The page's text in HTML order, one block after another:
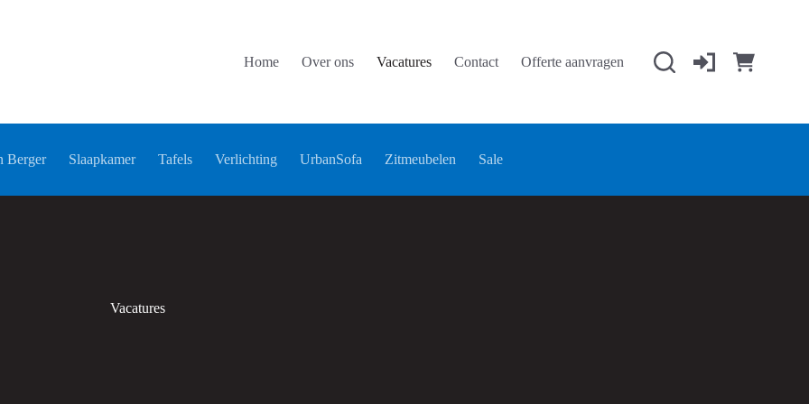
Home Over ons Vacatures Contact Offerte aanvragen
Berger Slaapkamer Tafels Verlichting UrbanSofa Zitmeubelen Sale
Vacatures